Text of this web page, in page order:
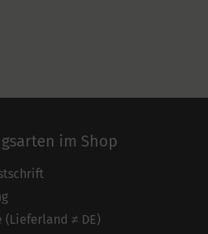
im Shop
(Lieferland ≠ DE)